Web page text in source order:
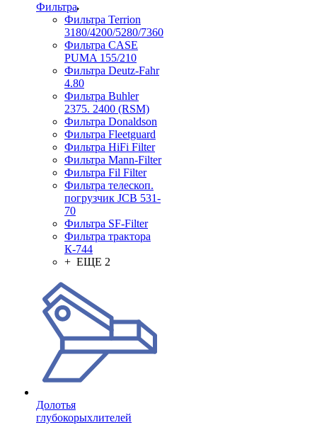
Фильтра
Фильтра Terrion
3180/4200/5280/7360
Фильтра CASE
PUMA 155/210
Фильтра Deutz-Fahr
4.80
Фильтра Buhler
2375. 2400 (RSM)
Фильтра Donaldson
Фильтра Fleetguard
Фильтра HiFi Filter
Фильтра Mann-Filter
Фильтра Fil Filter
Фильтра телескоп.
погрузчик JCB 531-
70
Фильтра SF-Filter
Фильтра трактора
К-744
+ ЕЩЕ 2
Долотья
глубокорыхлителей